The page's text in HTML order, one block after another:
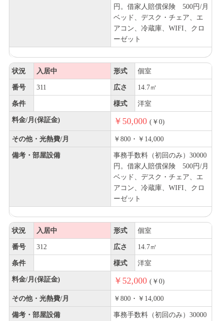
円。借家人賠償保険 500円/月
ベッド、デスク・チェア、エ
アコン、冷蔵庫、WIFI、クロ
ーゼット
状況 入居中 形式 個室
番号 311 広さ 14.7㎡
条件 様式 洋室
料金/月(保証金) ￥50,000 (￥0)
その他・光熱費/月 ￥800・￥14,000
備考・部屋設備
事務手数料（初回のみ）30000
円。借家人賠償保険 500円/月
ベッド、デスク・チェア、エ
アコン、冷蔵庫、WIFI、クロ
ーゼット
状況 入居中 形式 個室
番号 312 広さ 14.7㎡
条件 様式 洋室
料金/月(保証金) ￥52,000 (￥0)
その他・光熱費/月 ￥800・￥14,000
備考・部屋設備
事務手数料（初回のみ）30000